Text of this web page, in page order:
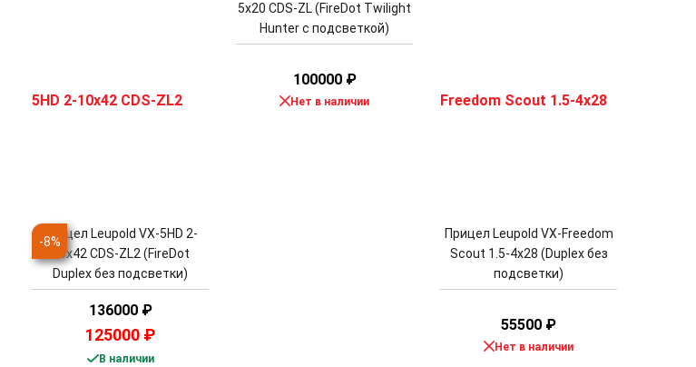
-8%
Прицел Leupold VX-5HD 2-
10x42 CDS-ZL2 (FireDot
Duplex без подсветки)
136000 ₽
125000 ₽
В наличии
5x20 CDS-ZL (FireDot Twilight
Hunter с подсветкой)
100000 ₽
Нет в наличии
Прицел Leupold VX-Freedom
Scout 1.5-4x28 (Duplex без
подсветки)
55500 ₽
Нет в наличии